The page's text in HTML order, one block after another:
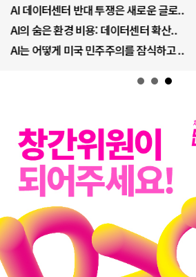
AI 데이터센터 반대 투쟁은 새로운 글로..
AI의 숨은 환경 비용: 데이터센터 확산..
AI는 어떻게 미국 민주주의를 잠식하고 ..